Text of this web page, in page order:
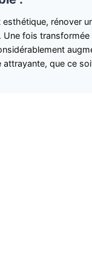
rénover
fois
que ce